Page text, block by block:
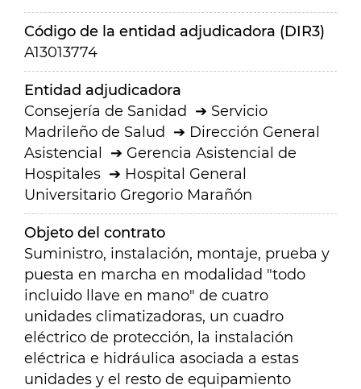
Código de la entidad adjudicadora (DIR3)
A13013774
Entidad adjudicadora
Consejería de Sanidad
Servicio
Madrileño de Salud
Dirección General
Asistencial
Gerencia Asistencial de
Hospitales
Hospital General
Universitario Gregorio Marañón
Objeto del contrato
Suministro, instalación, montaje, prueba y
puesta en marcha en modalidad "todo
incluido llave en mano" de cuatro
unidades climatizadoras, un cuadro
eléctrico de protección, la instalación
eléctrica e hidráulica asociada a estas
unidades y el resto de equipamiento